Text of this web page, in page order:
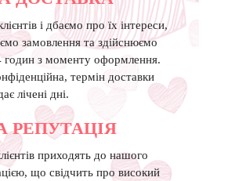
і дбаємо про їх інтереси,
замовлення та здійснюємо
годин з моменту оформлення.
термін доставки
лічені дні.
РЕПУТАЦIЯ
приходять до нашого
що свідчить про високий